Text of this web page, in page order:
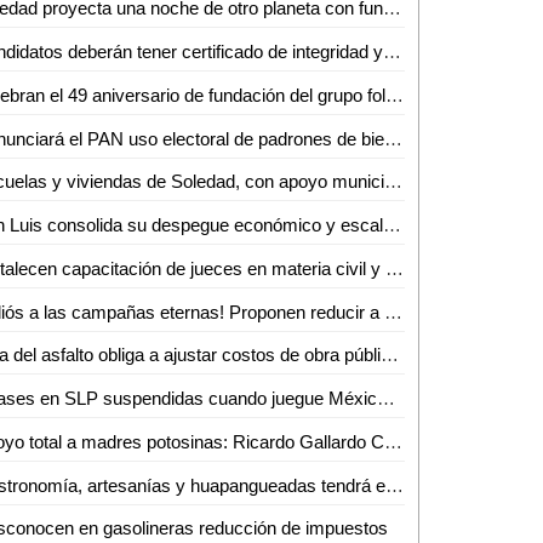
Soledad proyecta una noche de otro planeta con función especial de Star Wars
Candidatos deberán tener certificado de integridad y confiabilidad, propone el Dip. Héctor Serrano Cortés
Celebran el 49 aniversario de fundación del grupo folklórico huasteco
Denunciará el PAN uso electoral de padrones de bienestar en cuanto inicie el proceso electoral
Escuelas y viviendas de Soledad, con apoyo municipal de abasto de agua: alcalde
San Luis consolida su despegue económico y escala a nivel nacional
Fortalecen capacitación de jueces en materia civil y familiar
¡Adiós a las campañas eternas! Proponen reducir a 45 días el periodo electoral SLP
Alza del asfalto obliga a ajustar costos de obra pública en SLP
¡Clases en SLP suspendidas cuando juegue México en el Mundial!
Apoyo total a madres potosinas: Ricardo Gallardo Cardona
Gastronomía, artesanías y huapangueadas tendrá el Expo Bazar 2026 en Ciudad Valles
en gasolineras reducción de impuestos